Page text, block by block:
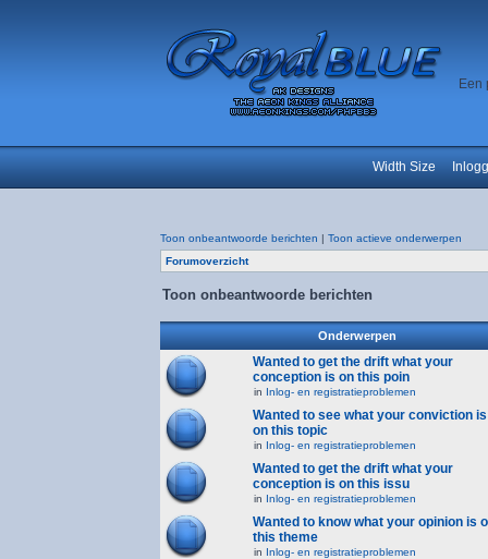
Een
Width Size
Toon onbeantwoorde berichten | Toon actieve onderwerpen
Forumoverzicht
Toon onbeantwoorde berichten
Onderwerpen
Wanted to get the drift what your
conception is on this poin
in Inlog- en registratieproblemen
Wanted to see what your conviction is
on this topic
in Inlog- en registratieproblemen
Wanted to get the drift what your
conception is on this issu
in Inlog- en registratieproblemen
Wanted to know what your opinion is
this theme
in Inlog- en registratieproblemen